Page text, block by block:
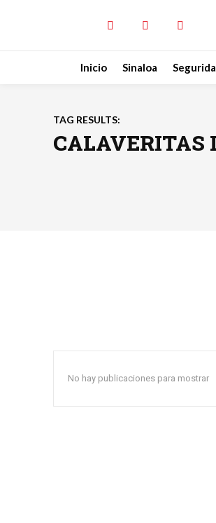
Inicio Sinaloa
TAG RESULTS:
CALAVERITAS
No hay publicaciones para mostrar